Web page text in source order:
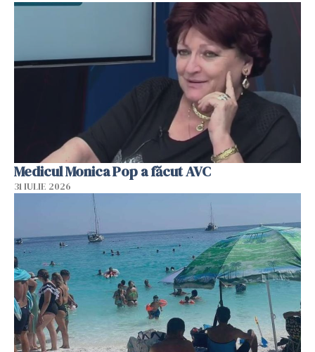
Medicul Monica Pop a făcut AVC
31 IULIE 2026